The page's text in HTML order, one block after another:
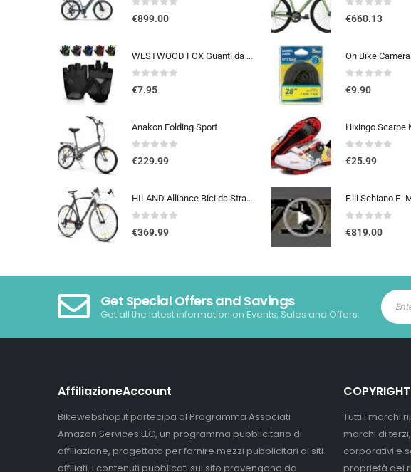
0out of 5
€899.00
WESTWOOD FOX Guanti da ciclismo per uomo e donna, guanti unisex con imbottitura in gel antiscivolo, traspiranti, con palmo pe
0out of 5
€7.95
Anakon Folding Sport
0out of 5
€229.99
HILAND Alliance Bici da Strada 28”, 14 Velocità, Telaio in Alluminio da 49/53/57 cm, 700C Bicicletta da Città e da Pendola…
0out of 5
€369.99
0out of 5
€660.13
0out of 5
€9.90
0out of 5
€25.99
0out of 5
€819.00
Get Special Offers and Savings
Get all the latest information on Events, Sales and Offers.
AffiliazioneAccount
Bikewebshop.it partecipa al Programma Associati
Amazon Services LLC, un programma pubblicitario di
affiliazione, progettato per fornire mezzi pubblicitari ai siti
affiliati. I contenuti pubblicati sul sito provengono da
COPYRIGHT
Tutti i marchi
marchi di
corporativi e
proprietà dei